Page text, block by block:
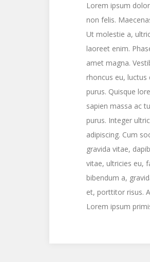
Lorem ipsum
non felis.
Ut molestie a,
laoreet enim.
amet magna.
rhoncus eu, luctus
purus. Quisque
sapien massa ac
purus. Integer
adipiscing. Cum
gravida vitae,
vitae, ultricies eu,
bibendum a,
et, porttitor risus.
Lorem ipsum